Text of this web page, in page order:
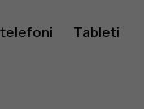
telefoni Tableti